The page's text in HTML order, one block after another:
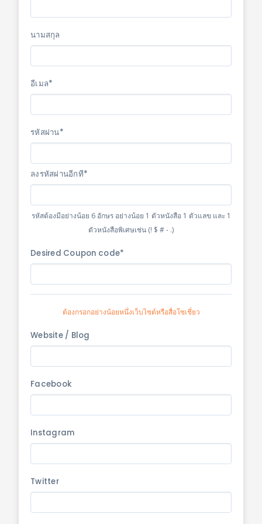
นามสกุล
อีเมล*
รหัสผ่าน*
ลงรหัสผ่านอีกที*
รหัสต้องมีอย่างน้อย 6 อักษร อย่างน้อย 1 ตัวหนังสือ 1 ตัวแลข และ 1
ตัวหนังสือพิเศษเช่น (! $ # - .)
Desired Coupon code*
ต้องกรอกอย่างน้อยหนึ่งเว็บไซต์หรือสื่อโซเชี่ยว
Website / Blog
Facebook
Instagram
Twitter